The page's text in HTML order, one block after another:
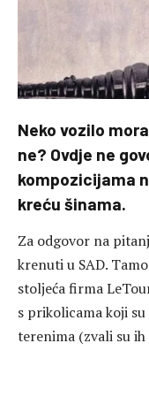
Neko vozilo
ne? Ovdje ne
kompozicijama
kreću šinama.
Za odgovor na
krenuti u SAD.
stoljeća firma
s prikolicama koji
terenima (zvali su